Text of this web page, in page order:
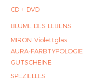
CD + DVD
BLUME DES LEBENS
MIRON-Violettglas
AURA-FARBTYPOLOGIE
GUTSCHEINE
SPEZIELLES